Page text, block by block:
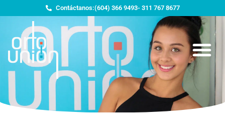
Contáctanos:(604) 366 9493- 311 767 8677